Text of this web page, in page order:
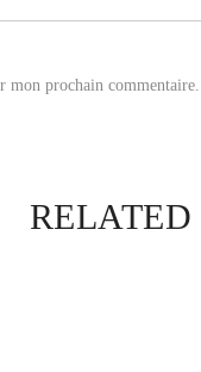
mon prochain commentaire.
RELATED